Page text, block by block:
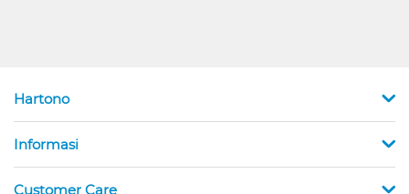
Hartono
Informasi
Customer Care